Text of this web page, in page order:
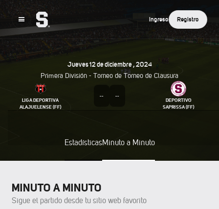
Ingreso Registro
Jueves12DeDiciembre ,2024
Primera División - Torneo de Torneo de Clausura
LIGA DEPORTIVA
ALAJUELENSE (FF)
-- --
DEPORTIVO
SAPRISSA (FF)
EstadísticasMinuto a Minuto
MINUTO A MINUTO
Sigue el partido desde tu sitio web favorito